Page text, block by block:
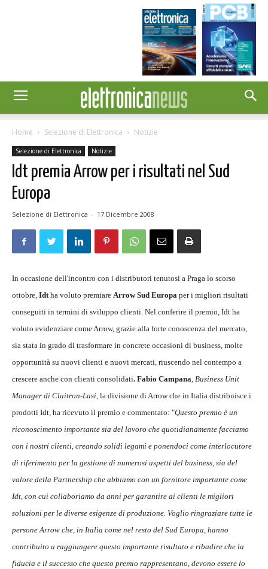
Home Selezione di Elettronica Notizie
Selezione di Elettronica Notizie
Idt premia Arrow per i risultati nel Sud
Europa
Selezione di Elettronica - 17 Dicembre 2008
In occasione dell'incontro con i distributori tenutosi a Praga lo scorso
ottobre, Idtha voluto premiare Arrow Sud Europa per i migliori risultati
conseguiti in termini di sviluppo clienti. Nel conferire il premio, Idt ha
voluto evidenziare come Arrow, grazie alla forte conoscenza del mercato,
sia stata in grado di trasformare in concrete occasioni di business, molte
opportunità su nuovi clienti e nuovi mercati, riuscendo nel contempo a
crescere anche con clienti consolidati. Fabio Campana, Business Unit
Manager di Claitron-Lasi, la divisione di Arrow che in Italia distribuisce i
prodotti Idt, ha ricevuto il premio e commentato: "Questo premio è un
riconoscimento importante sia del lavoro che quotidianamente facciamo
con i nostri clienti, creando solidi legami e ponendoci come interlocutore
di riferimento per la gestione di numerosi aspetti del business, sia del
valore della Partnership che abbiamo con un fornitore importante come
Idt, con cui collaboriamo da anni per garantire ai clienti le migliori
soluzioni per le diverse esigenze di produzione. Voglio ringraziare tutte le
persone Arrow che, in Italia come nel resto del Sud Europa, hanno
contribuito a raggiungere questo importante risultato e ribadire che la
fiducia e il successo che questo premio rappresentano, devono essere lo